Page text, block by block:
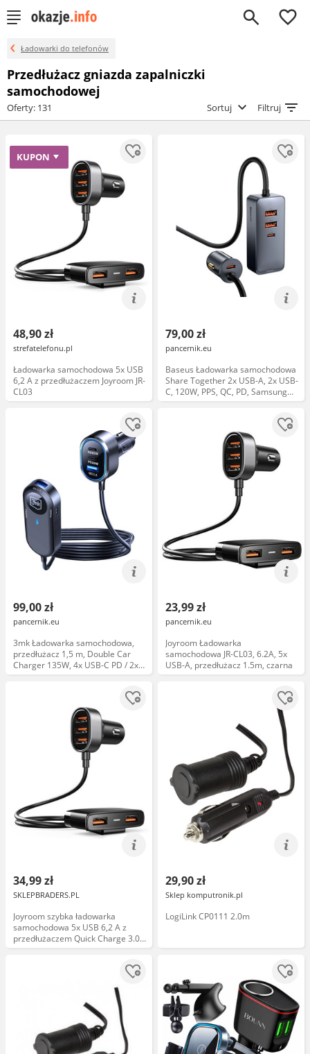
0
Ładowarki do telefonów
Przedłużacz gniazda zapalniczki
samochodowej
Oferty: 131 Sortuj Filtruj
KUPON
48,90 zł
strefatelefonu.pl
Ładowarka samochodowa 5x USB
6,2 A z przedłużaczem Joyroom JR-
CL03
79,00 zł
pancernik.eu
Baseus Ładowarka samochodowa
Share Together 2x USB-A, 2x USB-
C, 120W, PPS, QC, PD, Samsung
AFC, Huawei SCP, szara
99,00 zł
pancernik.eu
3mk Ładowarka samochodowa,
przedłużacz 1,5 m, Double Car
Charger 135W, 4x USB-C PD / 2x
USB-A QC, czarna
23,99 zł
pancernik.eu
Joyroom Ładowarka
samochodowa JR-CL03, 6.2A, 5x
USB-A, przedłużacz 1.5m, czarna
34,99 zł
SKLEPBRADERS.PL
Joyroom szybka ładowarka
samochodowa 5x USB 6,2 A z
przedłużaczem Quick Charge 3.0
czarny (JR-CL03)
29,90 zł
Sklep komputronik.pl
LogiLink CP0111 2.0m